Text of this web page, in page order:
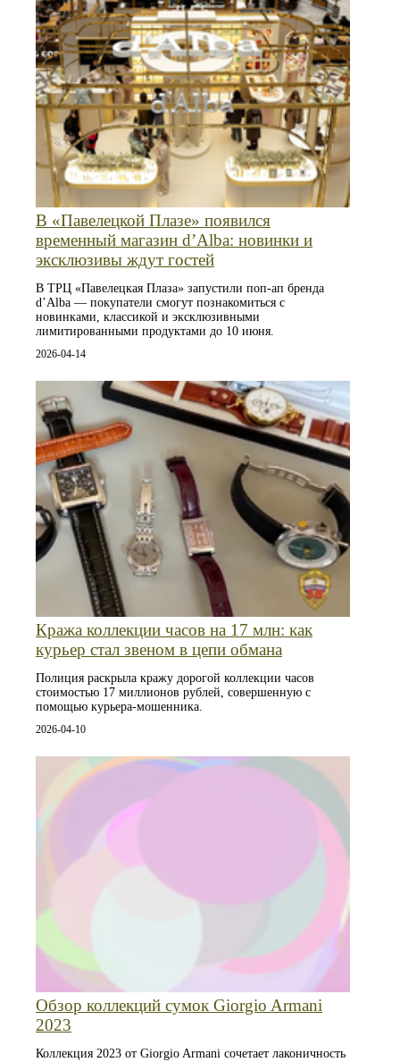
В «Павелецкой Плазе» появился
временный магазин d’Alba: новинки и
эксклюзивы ждут гостей
В ТРЦ «Павелецкая Плаза» запустили поп-ап бренда
d’Alba — покупатели смогут познакомиться с
новинками, классикой и эксклюзивными
лимитированными продуктами до 10 июня.
2026-04-14
Кража коллекции часов на 17 млн: как
курьер стал звеном в цепи обмана
Полиция раскрыла кражу дорогой коллекции часов
стоимостью 17 миллионов рублей, совершенную с
помощью курьера-мошенника.
2026-04-10
Обзор коллекций сумок Giorgio Armani
2023
Коллекция 2023 от Giorgio Armani сочетает лаконичность